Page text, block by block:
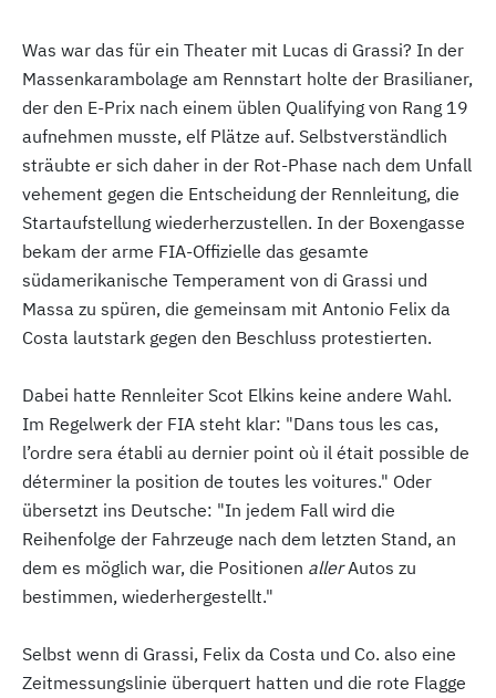
Was war das für ein Theater mit Lucas di Grassi? In der
Massenkarambolage am Rennstart holte der Brasilianer,
der den E-Prix nach einem üblen Qualifying von Rang 19
aufnehmen musste, elf Plätze auf. Selbstverständlich
sträubte er sich daher in der Rot-Phase nach dem Unfall
vehement gegen die Entscheidung der Rennleitung, die
Startaufstellung wiederherzustellen. In der Boxengasse
bekam der arme FIA-Offizielle das gesamte
südamerikanische Temperament von di Grassi und
Massa zu spüren, die gemeinsam mit Antonio Felix da
Costa lautstark gegen den Beschluss protestierten.
Dabei hatte Rennleiter Scot Elkins keine andere Wahl.
Im Regelwerk der FIA steht klar: "Dans tous les cas,
l’ordre sera établi au dernier point où il était possible de
déterminer la position de toutes les voitures." Oder
übersetzt ins Deutsche: "In jedem Fall wird die
Reihenfolge der Fahrzeuge nach dem letzten Stand, an
dem es möglich war, die Positionen allerAutos zu
bestimmen, wiederhergestellt."
Selbst wenn di Grassi, Felix da Costa und Co. also eine
Zeitmessungslinie überquert hatten und die rote Flagge